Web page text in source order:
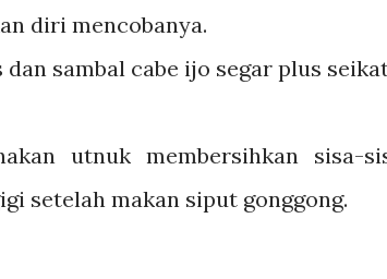
diri mencobanya.
sambal cabe ijo segar plus
utnuk membersihkan sisa-
setelah makan siput gonggong.